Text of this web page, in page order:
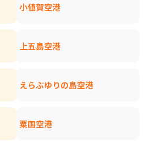
小値賀空港
上五島空港
えらぶゆりの島空港
粟国空港